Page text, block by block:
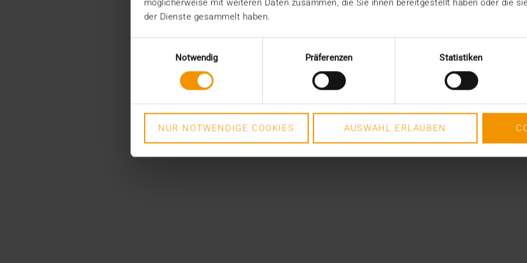
möglicherweise mit weiteren Daten zusammen, die Sie ihnen bereitgestellt haben oder die
der Dienste gesammelt haben.
Notwendig
Präferenzen Statistiken
NUR NOTWENDIGE COOKIES AUSWAHL ERLAUBEN